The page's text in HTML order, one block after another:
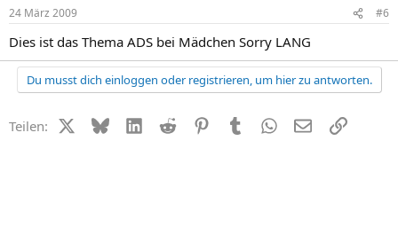
24 März 2009 #6
Dies ist das Thema ADS bei Mädchen Sorry LANG
Du musst dich einloggen oder registrieren, um hier zu antworten.
Teilen: X (Twitter)
BlueskyLinkedIn
Reddit PinterestTumblr WhatsApp
E-MailLink